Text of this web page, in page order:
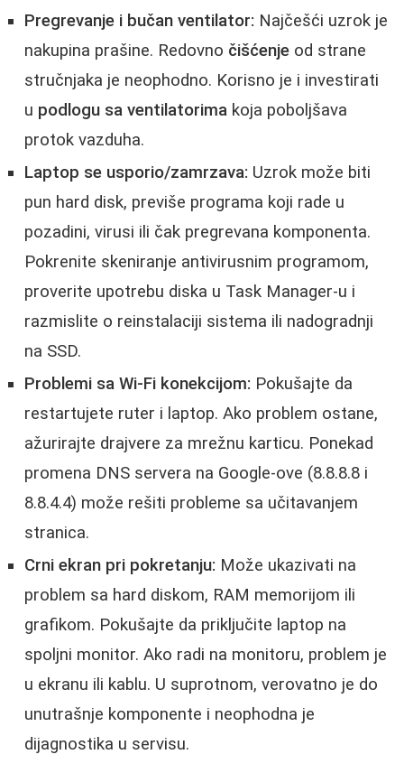
Pregrevanje i bučan ventilator: Najčešći uzrok je
nakupina prašine. Redovno čišćenje od strane
stručnjaka je neophodno. Korisno je i investirati
u podlogu sa ventilatorima koja poboljšava
protok vazduha.
Laptop se usporio/zamrzava: Uzrok može biti
pun hard disk, previše programa koji rade u
pozadini, virusi ili čak pregrevana komponenta.
Pokrenite skeniranje antivirusnim programom,
proverite upotrebu diska u Task Manager-u i
razmislite o reinstalaciji sistema ili nadogradnji
na SSD.
Problemi sa Wi-Fi konekcijom: Pokušajte da
restartujete ruter i laptop. Ako problem ostane,
ažurirajte drajvere za mrežnu karticu. Ponekad
promena DNS servera na Google-ove (8.8.8.8 i
8.8.4.4) može rešiti probleme sa učitavanjem
stranica.
Crni ekran pri pokretanju: Može ukazivati na
problem sa hard diskom, RAM memorijom ili
grafikom. Pokušajte da priključite laptop na
spoljni monitor. Ako radi na monitoru, problem je
u ekranu ili kablu. U suprotnom, verovatno je do
unutrašnje komponente i neophodna je
dijagnostika u servisu.